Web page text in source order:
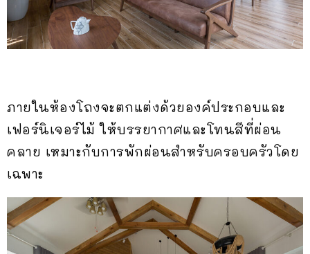
ภายในห้องโถงจะตกแต่งด้วยองค์ประกอบและ
เฟอร์นิเจอร์ไม้ ให้บรรยากาศและโทนสีที่ผ่อน
คลาย เหมาะกับการพักผ่อนสำหรับครอบครัวโดย
เฉพาะ